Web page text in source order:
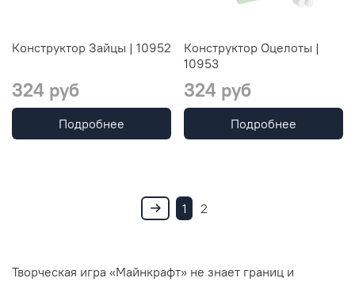
Конструктор Зайцы | 10952
324 руб
Подробнее
Конструктор Оцелоты |
10953
324 руб
Подробнее
1 2
Творческая игра «Майнкрафт» не знает границ и